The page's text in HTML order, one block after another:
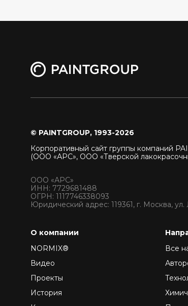
© PAINTGROUP, 1993-2026
Корпоративный сайт группы компаний
(ООО «АРС», ООО «Тверской
ООО «АРС»
ИНН: 7729681488
ОГРН: 1117746338093
Юридический адрес: 119361, г. Москва,
О компании
NORMIX®
Видео
Проекты
История
Все